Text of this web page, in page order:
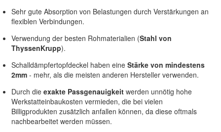
Sehr gute Absorption von Belastungen durch Verstärkungen an
flexiblen Verbindungen.
Verwendung der besten Rohmaterialien (Stahl von
ThyssenKrupp).
Schalldämpfertopfdeckel haben eine Stärke von mindestens
2mm- mehr, als die meisten anderen Hersteller verwenden.
Durch dieexakte Passgenauigkeitwerden unnötig hohe
Werkstatteinbaukosten vermieden, die bei vielen
Billigprodukten zusätzlich anfallen können, da diese oftmals
nachbearbeitet werden müssen.